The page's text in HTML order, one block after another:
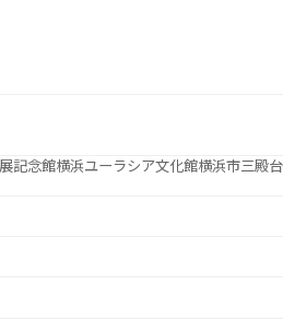
記念館横浜ユーラシア文化館横浜市三殿